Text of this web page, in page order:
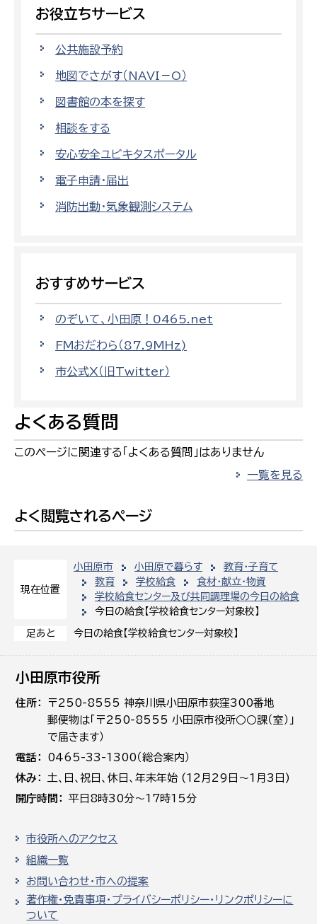
現在位置
小田原市 小田原で暮らす
教育・子育て
教育
学校給食
食材・献立・物資
学校給食センター及び共同調理場の今日の給食
今日の給食【学校給食センター対象校】
足あと 今日の給食【学校給食センター対象校】
お役立ちサービス
公共施設予約
地図でさがす（NAVI－O）
図書館の本を探す
相談をする
安心安全ユビキタスポータル
電子申請・届出
消防出動・気象観測システム
おすすめサービス
のぞいて、小田原！0465.net
FMおだわら（87.9MHz)
市公式X（旧Twitter）
よくある質問
このページに関連する「よくある質問」はありません
一覧を見る
よく閲覧されるページ
小田原市役所
住所
〒250-8555 神奈川県小田原市荻窪300番地
郵便物は「〒250-8555 小田原市役所○○課（室）」
で届きます）
電話
0465-33-1300（総合案内）
休み
土､日､祝日、休日、年末年始 (12月29日～1月3日)
開庁時間
平日8時30分～17時15分
市役所へのアクセス
組織一覧
お問い合わせ・市への提案
著作権・免責事項・プライバシーポリシー・リンクポリシーに
ついて